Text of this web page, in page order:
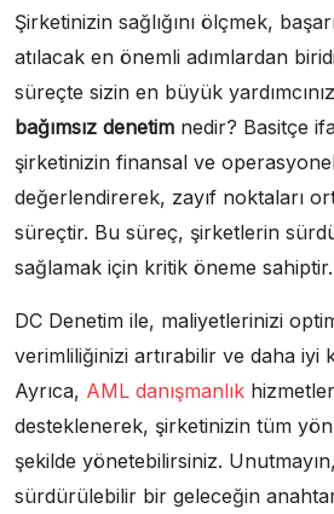
Şirketinizin sağlığını ölçmek,
atılacak en önemli adımlardan
süreçte sizin en büyük
bağımsız denetim nedir? Basitçe
şirketinizin finansal ve
değerlendirerek, zayıf noktaları
süreçtir. Bu süreç, şirketlerin
sağlamak için kritik öneme sahiptir.
DC Denetim ile, maliyetlerinizi
verimliliğinizi artırabilir ve daha iyi
Ayrıca, AML danışmanlık
desteklenerek, şirketinizin tüm
şekilde yönetebilirsiniz.
sürdürülebilir bir geleceğin